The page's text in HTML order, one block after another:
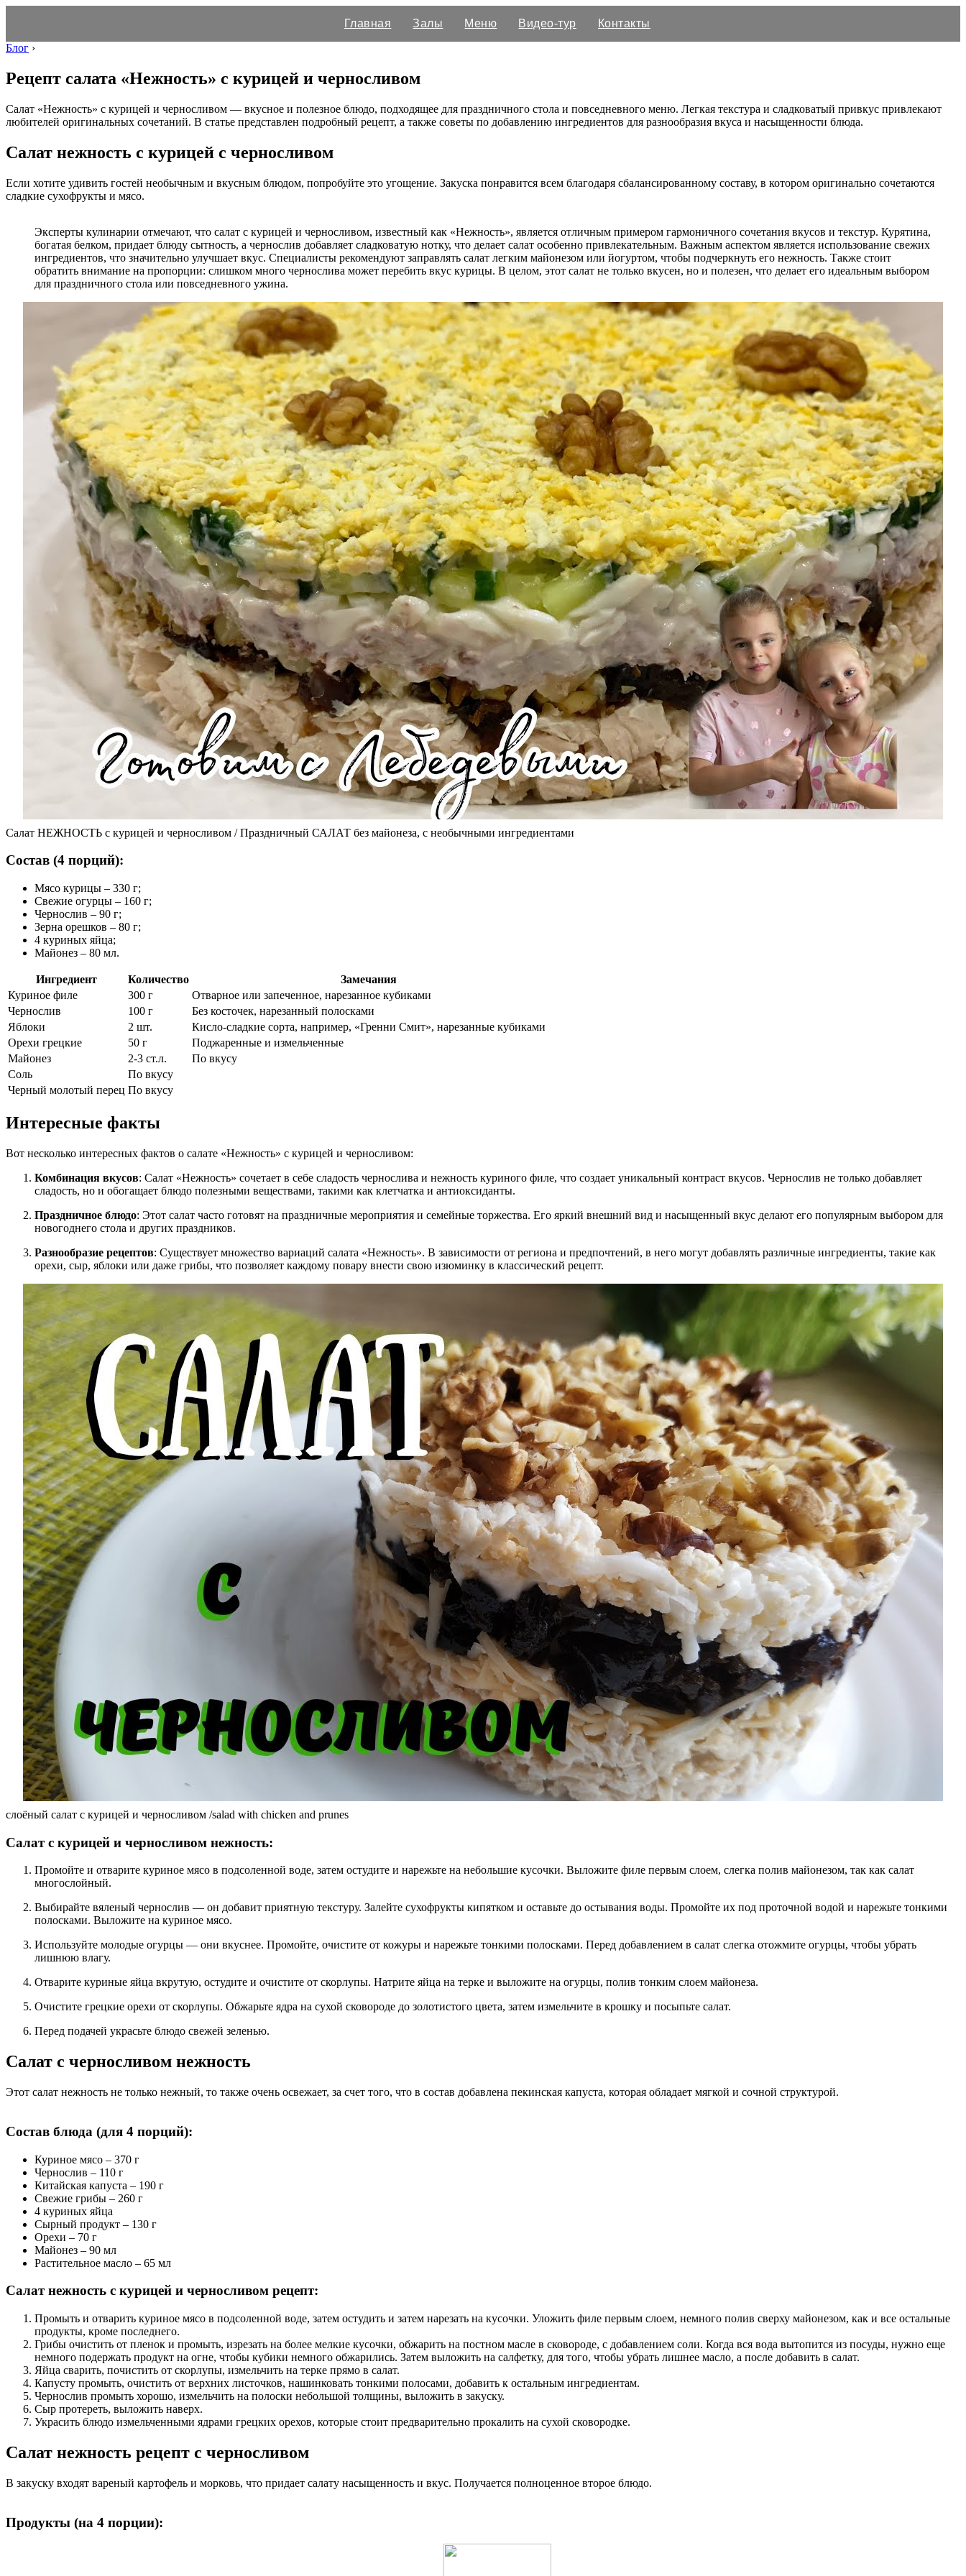
Главная Залы Меню Видео-тур
Контакты
Блог ›
Рецепт салата «Нежность» с курицей и черносливом
Салат «Нежность» с курицей и черносливом — вкусное и полезное блюдо, подходящее для праздничного стола и повседневного меню. Легкая текстура и сладковатый привкус привлекают
любителей оригинальных сочетаний. В статье представлен подробный рецепт, а также советы по добавлению ингредиентов для разнообразия вкуса и насыщенности блюда.
Салат нежность с курицей с черносливом
Если хотите удивить гостей необычным и вкусным блюдом, попробуйте это угощение. Закуска понравится всем благодаря сбалансированному составу, в котором оригинально сочетаются
сладкие сухофрукты и мясо.
Эксперты кулинарии отмечают, что салат с курицей и черносливом, известный как «Нежность», является отличным примером гармоничного сочетания вкусов и текстур. Курятина,
богатая белком, придает блюду сытность, а чернослив добавляет сладковатую нотку, что делает салат особенно привлекательным. Важным аспектом является использование свежих
ингредиентов, что значительно улучшает вкус. Специалисты рекомендуют заправлять салат легким майонезом или йогуртом, чтобы подчеркнуть его нежность. Также стоит
обратить внимание на пропорции: слишком много чернослива может перебить вкус курицы. В целом, этот салат не только вкусен, но и полезен, что делает его идеальным выбором
для праздничного стола или повседневного ужина.
Салат НЕЖНОСТЬ с курицей и черносливом / Праздничный САЛАТ без майонеза, с необычными ингредиентами
Состав (4 порций):
Мясо курицы – 330 г;
Свежие огурцы – 160 г;
Чернослив – 90 г;
Зерна орешков – 80 г;
4 куриных яйца;
Майонез – 80 мл.
Ингредиент Количество
Замечания
Куриное филе
300 г
Отварное или запеченное, нарезанное кубиками
Чернослив
100 г
Без косточек, нарезанный полосками
Яблоки
2 шт.
Кисло-сладкие сорта, например, «Гренни Смит», нарезанные кубиками
Орехи грецкие
50 г
Поджаренные и измельченные
Майонез
2-3 ст.л.
По вкусу
Соль
По вкусу
Черный молотый перец По вкусу
Интересные факты
Вот несколько интересных фактов о салате «Нежность» с курицей и черносливом:
Комбинация вкусов: Салат «Нежность» сочетает в себе сладость чернослива и нежность куриного филе, что создает уникальный контраст вкусов. Чернослив не только добавляет
сладость, но и обогащает блюдо полезными веществами, такими как клетчатка и антиоксиданты.
Праздничное блюдо: Этот салат часто готовят на праздничные мероприятия и семейные торжества. Его яркий внешний вид и насыщенный вкус делают его популярным выбором для
новогоднего стола и других праздников.
Разнообразие рецептов: Существует множество вариаций салата «Нежность». В зависимости от региона и предпочтений, в него могут добавлять различные ингредиенты, такие как
орехи, сыр, яблоки или даже грибы, что позволяет каждому повару внести свою изюминку в классический рецепт.
слоёный салат с курицей и черносливом /salad with chicken and prunes
Салат с курицей и черносливом нежность:
Промойте и отварите куриное мясо в подсоленной воде, затем остудите и нарежьте на небольшие кусочки. Выложите филе первым слоем, слегка полив майонезом, так как салат
многослойный.
Выбирайте вяленый чернослив — он добавит приятную текстуру. Залейте сухофрукты кипятком и оставьте до остывания воды. Промойте их под проточной водой и нарежьте тонкими
полосками. Выложите на куриное мясо.
Используйте молодые огурцы — они вкуснее. Промойте, очистите от кожуры и нарежьте тонкими полосками. Перед добавлением в салат слегка отожмите огурцы, чтобы убрать
лишнюю влагу.
Отварите куриные яйца вкрутую, остудите и очистите от скорлупы. Натрите яйца на терке и выложите на огурцы, полив тонким слоем майонеза.
Очистите грецкие орехи от скорлупы. Обжарьте ядра на сухой сковороде до золотистого цвета, затем измельчите в крошку и посыпьте салат.
Перед подачей украсьте блюдо свежей зеленью.
Салат с черносливом нежность
Этот салат нежность не только нежный, то также очень освежает, за счет того, что в состав добавлена пекинская капуста, которая обладает мягкой и сочной структурой.
Состав блюда (для 4 порций):
Куриное мясо – 370 г
Чернослив – 110 г
Китайская капуста – 190 г
Свежие грибы – 260 г
4 куриных яйца
Сырный продукт – 130 г
Орехи – 70 г
Майонез – 90 мл
Растительное масло – 65 мл
Салат нежность с курицей и черносливом рецепт:
Промыть и отварить куриное мясо в подсоленной воде, затем остудить и затем нарезать на кусочки. Уложить филе первым слоем, немного полив сверху майонезом, как и все остальные
продукты, кроме последнего.
Грибы очистить от пленок и промыть, изрезать на более мелкие кусочки, обжарить на постном масле в сковороде, с добавлением соли. Когда вся вода вытопится из посуды, нужно еще
немного подержать продукт на огне, чтобы кубики немного обжарились. Затем выложить на салфетку, для того, чтобы убрать лишнее масло, а после добавить в салат.
Яйца сварить, почистить от скорлупы, измельчить на терке прямо в салат.
Капусту промыть, очистить от верхних листочков, нашинковать тонкими полосами, добавить к остальным ингредиентам.
Чернослив промыть хорошо, измельчить на полоски небольшой толщины, выложить в закуску.
Сыр протереть, выложить наверх.
Украсить блюдо измельченными ядрами грецких орехов, которые стоит предварительно прокалить на сухой сковородке.
Салат нежность рецепт с черносливом
В закуску входят вареный картофель и морковь, что придает салату насыщенность и вкус. Получается полноценное второе блюдо.
Продукты (на 4 порции):